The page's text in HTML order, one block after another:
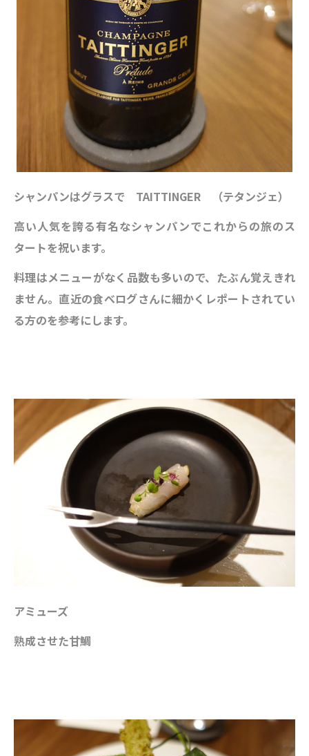
シャンパンはグラスで TAITTINGER （テタンジェ）
高い人気を誇る有名なシャンパンでこれからの旅のス
タートを祝います。
料理はメニューがなく品数も多いので、たぶん覚えきれ
ません。直近の食べログさんに細かくレポートされてい
る方のを参考にします。
アミューズ
熟成させた甘鯛